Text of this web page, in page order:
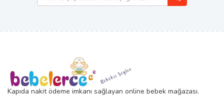
Kapıda nakit ödeme imkanı sağlayan online bebek mağazası.